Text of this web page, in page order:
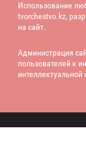
Использование
tvorchestvo.kz,
на сайт.
Администрация
пользователей к
интеллектуальной